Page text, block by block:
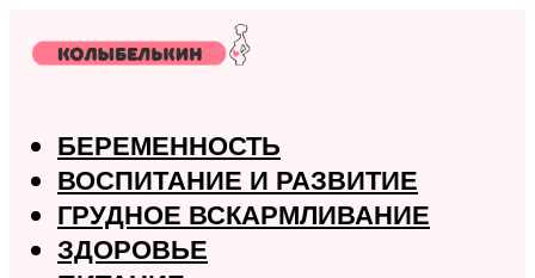
БЕРЕМЕННОСТЬ
ВОСПИТАНИЕ И РАЗВИТИЕ
ГРУДНОЕ ВСКАРМЛИВАНИЕ
ЗДОРОВЬЕ